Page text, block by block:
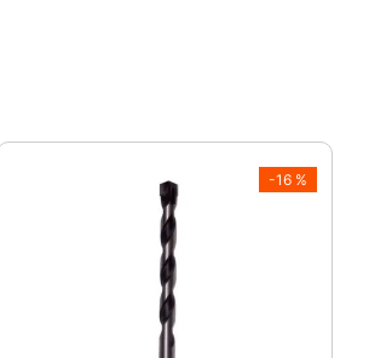
-16 %